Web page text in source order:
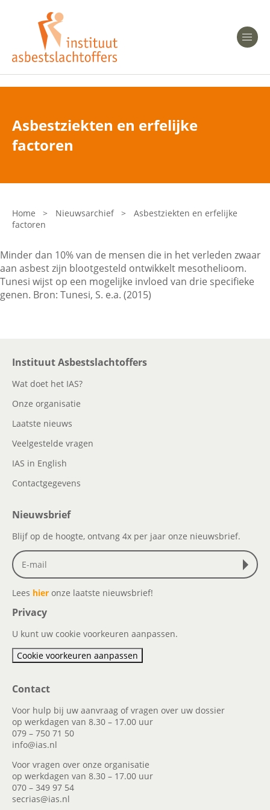
Heeft u Mesothelioom?
Heeft u Asbestose?
Asbest en Gezondheid
Laatste nieuws
Onze organisatie
Veelgestelde vragen
Asbestziekten en erfelijke
factoren
Home > Nieuwsarchief >
Asbestziekten en erfelijke
factoren
Minder dan 10% van de mensen die in het verleden zwaar
aan asbest zijn blootgesteld ontwikkelt mesothelioom.
Tunesi wijst op een mogelijke invloed van drie specifieke
genen. Bron: Tunesi, S. e.a. (2015)
Instituut Asbestslachtoffers
Wat doet het IAS?
Onze organisatie
Laatste nieuws
Veelgestelde vragen
IAS in English
Contactgegevens
Nieuwsbrief
Blijf op de hoogte, ontvang 4x per jaar onze nieuwsbrief.
Lees hier onze laatste nieuwsbrief!
Privacy
U kunt uw cookie voorkeuren aanpassen.
Cookie voorkeuren aanpassen
Contact
Voor hulp bij uw aanvraag of vragen over uw dossier
op werkdagen van 8.30 – 17.00 uur
079 – 750 71 50
info@ias.nl
Voor vragen over onze organisatie
op werkdagen van 8.30 – 17.00 uur
070 – 349 97 54
secrias@ias.nl